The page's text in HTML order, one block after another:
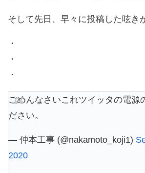
そして先日、早々に投稿した呟き
・
・
・
ごめんなさいこれツイッタの電源
ださい。
— 仲本工事 (@nakamoto_koji1)
2020